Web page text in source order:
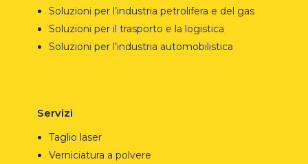
Soluzioni per l’industria petrolifera e del gas
Soluzioni per il trasporto e la logistica
Soluzioni per l’industria automobilistica
Servizi
Taglio laser
Verniciatura a polvere